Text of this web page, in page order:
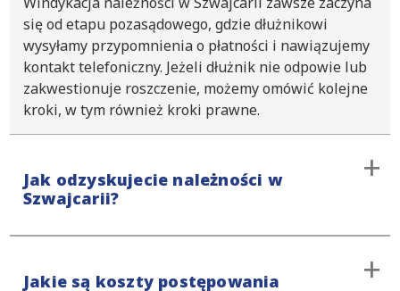
się od etapu pozasądowego, gdzie dłużnikowi
wysyłamy przypomnienia o płatności i nawiązujemy
kontakt telefoniczny. Jeżeli dłużnik nie odpowie lub
zakwestionuje roszczenie, możemy omówić kolejne
kroki, w tym również kroki prawne.
Jak odzyskujecie należności w
Szwajcarii?
przedsądowego, aby uniknąć natychmiastowej
Jakie są koszty postępowania